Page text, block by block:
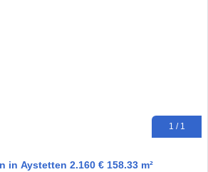
1 / 1
in Aystetten 2.160 € 158.33 m²